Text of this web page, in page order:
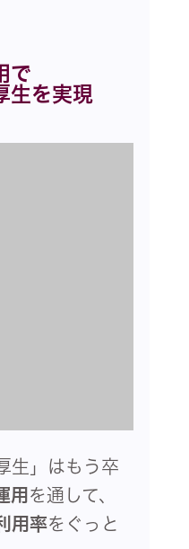
で
生を実現
生」はもう卒
用 を通して、
用率をぐっと